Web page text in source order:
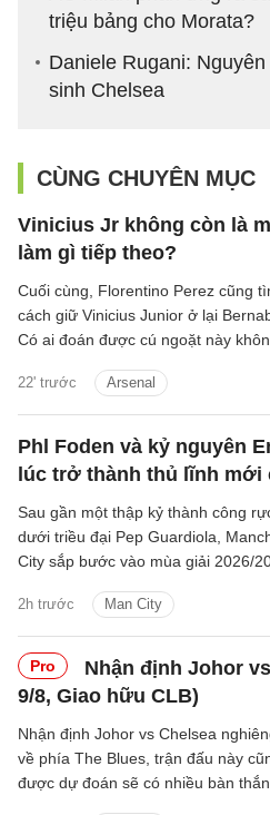
triệu bảng cho Morata?
Daniele Rugani:
sinh Chelsea
CÙNG CHUYÊN MỤC
Vinicius Jr không còn là
làm gì tiếp theo?
22' trước Arsenal
Cuối cùng, Florentino Perez cũng
cách giữ Vinicius Junior ở lại
Có ai đoán được cú ngoặt này
Phl Foden và kỷ nguyên
lúc trở thành thủ lĩnh mới
2h trước Man City
Sau gần một thập kỷ thành công
dưới triều đại Pep Guardiola,
City sắp bước vào mùa giải 2026/
trên băng ghế chỉ đạo.
Pro
Nhận định Johor
9/8, Giao hữu CLB)
Nhận định Johor vs Chelsea
về phía The Blues, trận đấu này
được dự đoán sẽ có nhiều bàn